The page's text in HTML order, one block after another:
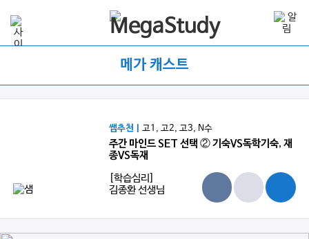
메가 캐스트
쌤추천 |고1, 고2, 고3, N수
주간 마인드 SET 선택 ② 기숙VS독학기숙, 재
종VS독재
[학습심리]
김종환 선생님